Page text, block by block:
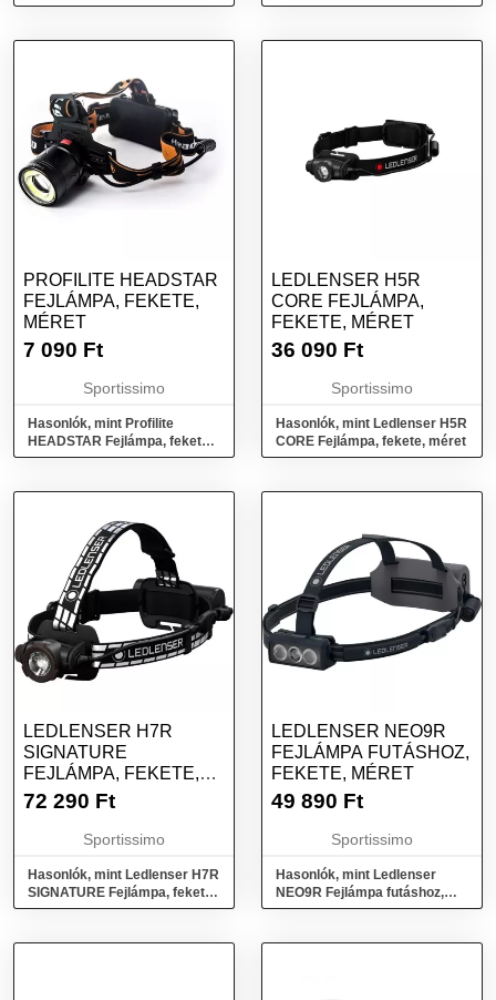
PROFILITE HEADSTAR
FEJLÁMPA, FEKETE,
MÉRET
7 090 Ft
Sportissimo
Hasonlók, mint Profilite
HEADSTAR Fejlámpa, fekete,
méret
LEDLENSER H5R
CORE FEJLÁMPA,
FEKETE, MÉRET
36 090 Ft
Sportissimo
Hasonlók, mint Ledlenser H5R
CORE Fejlámpa, fekete, méret
LEDLENSER H7R
SIGNATURE
FEJLÁMPA, FEKETE,
MÉRET
72 290 Ft
Sportissimo
Hasonlók, mint Ledlenser H7R
SIGNATURE Fejlámpa, fekete,
méret
LEDLENSER NEO9R
FEJLÁMPA FUTÁSHOZ,
FEKETE, MÉRET
49 890 Ft
Sportissimo
Hasonlók, mint Ledlenser
NEO9R Fejlámpa futáshoz,
fekete, méret